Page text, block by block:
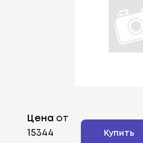
Цена от
15344
Купить